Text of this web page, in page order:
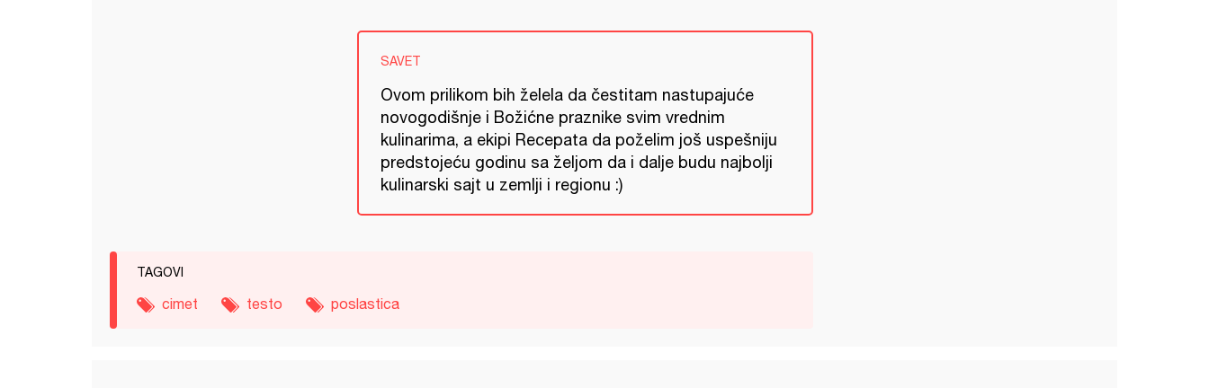
SAVET
Ovom prilikom bih želela da čestitam nastupajuće
novogodišnje i Božićne praznike svim vrednim
kulinarima, a ekipi Recepata da poželim još uspešniju
predstojeću godinu sa željom da i dalje budu najbolji
kulinarski sajt u zemlji i regionu :)
TAGOVI
cimet testo poslastica